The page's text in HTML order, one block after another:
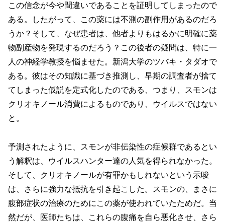
この信念が今や間違いであることを証明してしまったので
ある。したがって、この薬には不測の副作用があるのだろ
うか？そして、 なぜ患者は、他者よりもはるかに明確に薬
物副産物を発現するのだろう？この後者の疑問は、特に一
人の神経学教授を悩ませた。新潟大学のツバキ・タダオで
ある。彼はその知識に基づき推測し、早期の調査者が捨て
てしまった仮説を定式化したのである、つまり、スモンは
クリオキノール消費によるものであり、ウイルスではない
と。
予測されたように、スモンが非伝染性の症候群であるとい
う解釈は、ウイルスハンター達の人気を得られなかった。
そして、クリオキノールが有罪かもしれないという示唆
は、さらに強力な抵抗を引き起こした。スモンの、まさに
腹部症状の治療のためにこの薬が使われていたためだ。当
然だが、医師たちは、これらの腹痛を自ら悪化させ、さら